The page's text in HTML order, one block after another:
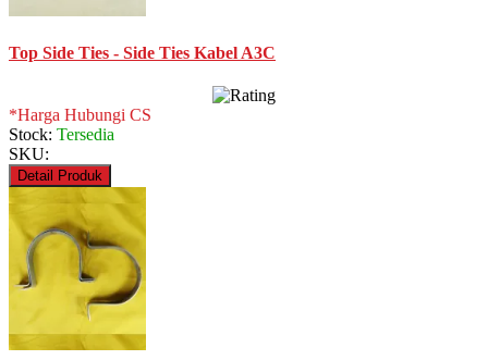
Top Side Ties - Side Ties Kabel A3C
*Harga Hubungi CS
Stock: Tersedia
SKU:
Detail Produk